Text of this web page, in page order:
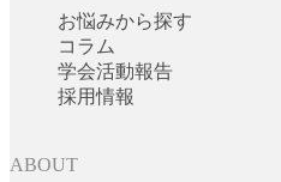
お悩みから探す
コラム
学会活動報告
採用情報
ABOUT